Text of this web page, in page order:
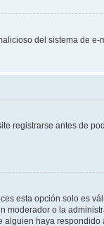
del sistema de
registrarse antes de
esta opción solo es
moderador o la
alguien haya respondido